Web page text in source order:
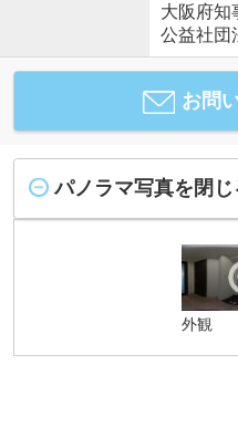
大阪府知
公益社団
お問
パノラマ写真を閉じ
外観